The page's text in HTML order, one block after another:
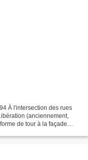
À l'intersection des rues
(anciennement,
de tour à la façade